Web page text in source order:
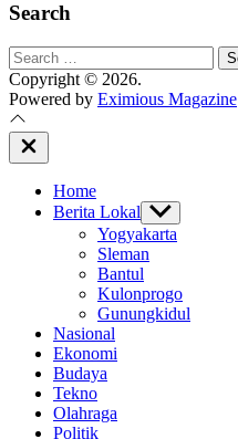
Search
Search
for:
Copyright © 2026.
Powered by Eximious Magazine
Close
Off
Home
Berita Lokal Show
sub
menu
Yogyakarta
Sleman
Bantul
Kulonprogo
Gunungkidul
Nasional
Ekonomi
Budaya
Tekno
Olahraga
Politik